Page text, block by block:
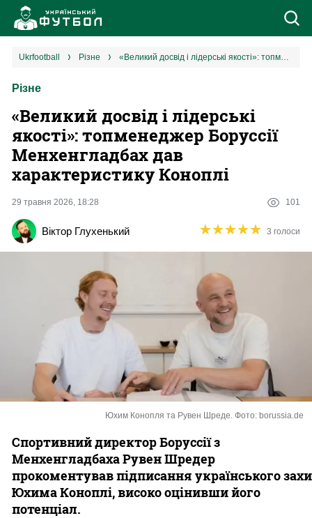
Новини
Єврокубки
УПЛ
Букмекери
Казино
ukrfootball різне «Великий досвід і лідерські якості»: топменеджер Боруссії Менхенгладбах дав характеристику Коноплі
Різне
«Великий досвід і лідерські
якості»: топменеджер Боруссії
Менхенгладбах дав
характеристику Коноплі
29 травня 2026, 18:28 101
Віктор Глухенький ★★★★★
★★★★★ 3 голоси
Юхим Конопля та Рувен Шреде. Фото: borussia.de
Спортивний директор Боруссії з
Менхенгладбаха Рувен Шредер
прокоментував підписання українського
Юхима Коноплі, високо оцінивши його
потенціал.